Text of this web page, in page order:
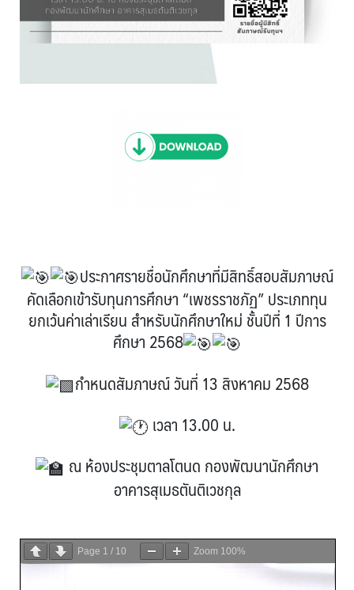
ประกาศรายชื่อนักศึกษาที่มีสิทธิ์สอบสัมภาษณ์
คัดเลือกเข้ารับทุนการศึกษา “เพชรราชภัฏ” ประเภททุน
ยกเว้นค่าเล่าเรียน สำหรับนักศึกษาใหม่ ชั้นปีที่ 1 ปีการ
ศึกษา 2568
กำหนดสัมภาษณ์ วันที่ 13 สิงหาคม 2568
เวลา 13.00 น.
ณ ห้องประชุมตาลโตนด กองพัฒนานักศึกษา
อาคารสุเมธตันติเวชกุล
Page 1 / 10 Zoom 100%